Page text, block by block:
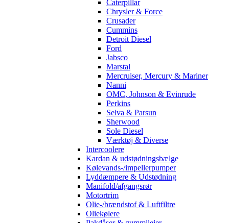
Caterpillar
Chrysler & Force
Crusader
Cummins
Detroit Diesel
Ford
Jabsco
Marstal
Mercruiser, Mercury & Mariner
Nanni
OMC, Johnson & Evinrude
Perkins
Selva & Parsun
Sherwood
Sole Diesel
Værktøj & Diverse
Intercoolere
Kardan & udstødningsbælge
Kølevands-/impellerpumper
Lyddæmpere & Udstødning
Manifold/afgangsrør
Motortrim
Olie-/brændstof & Luftfiltre
Oliekølere